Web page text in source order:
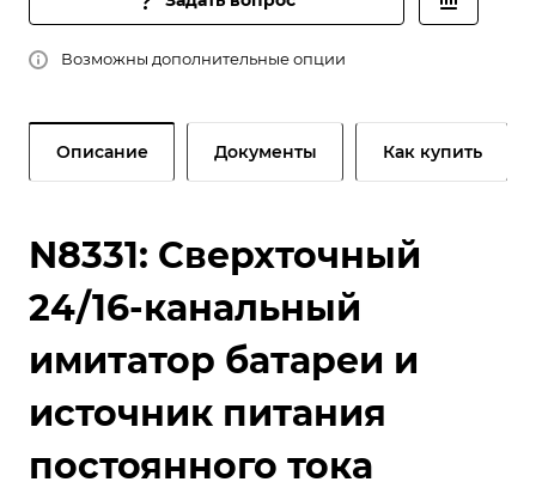
Возможны дополнительные опции
Описание Документы Как купить
N8331: Сверхточный
24/16-канальный
имитатор батареи и
источник питания
постоянного тока